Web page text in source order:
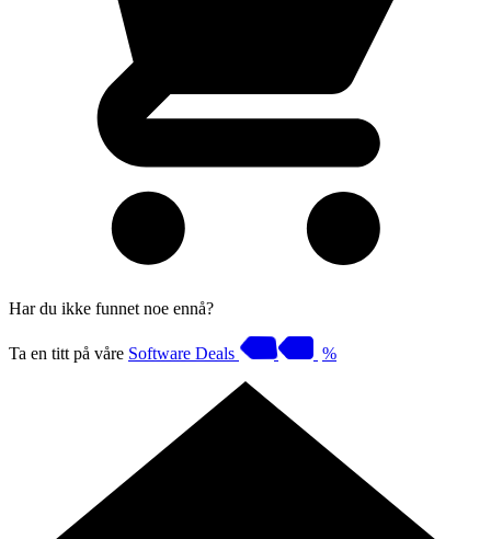
Har du ikke funnet noe ennå?
Ta en titt på våre Software Deals %